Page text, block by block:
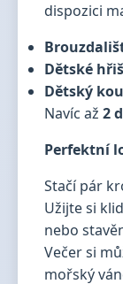
dispozici
Dětské
Dětský
Navíc až 2
Perfektní
Stačí pár
Užijte si
nebo
Večer si
mořský